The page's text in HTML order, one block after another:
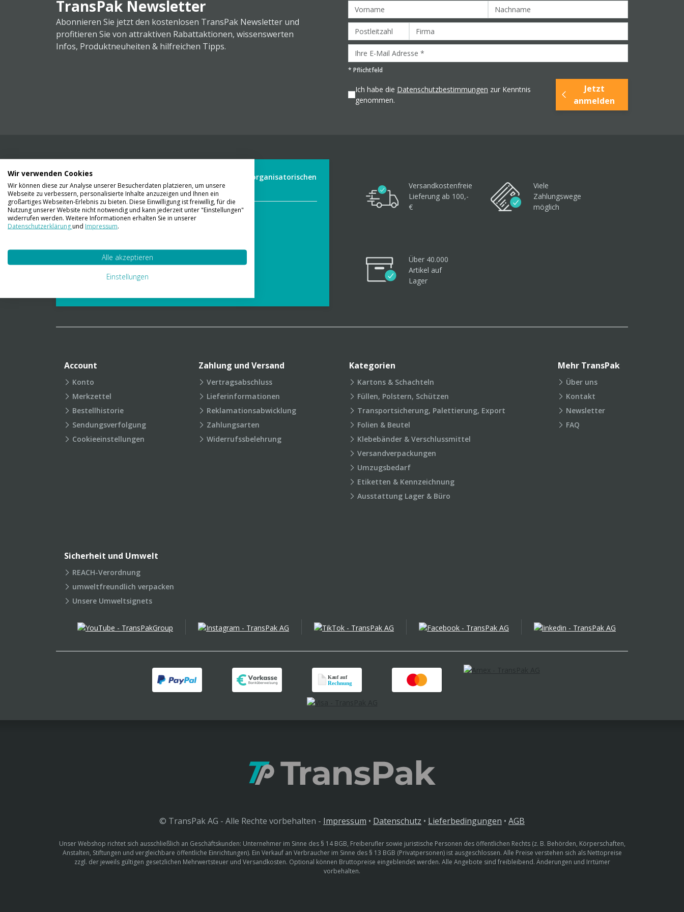
TransPak Newsletter
Abonnieren Sie jetzt den kostenlosen TransPak Newsletter und
profitieren Sie von attraktiven Rabattaktionen, wissenswerten
Infos, Produktneuheiten & hilfreichen Tipps.
* Pflichtfeld
Ich habe die Datenschutzbestimmungen zur Kenntnis
genommen.
Jetzt
anmelden
Wir liefern Ihnen Ihre Ware. Abholung ist leider aus organisatorischen
Gründen nicht möglich.
Kontaktieren Sie uns
01 23 06 03 888
info@transpak.at
Verpackungslexikon
Versandkostenfreie
Lieferung ab 100,-
€
Viele
Zahlungswege
möglich
Über 40.000
Artikel auf
Lager
Account
Konto
Merkzettel
Bestellhistorie
Sendungsverfolgung
Cookieeinstellungen
Zahlung und Versand
Vertragsabschluss
Lieferinformationen
Reklamationsabwicklung
Zahlungsarten
Widerrufssbelehrung
Kategorien
Kartons & Schachteln
Füllen, Polstern, Schützen
Transportsicherung, Palettierung, Export
Folien & Beutel
Klebebänder & Verschlussmittel
Versandverpackungen
Umzugsbedarf
Etiketten & Kennzeichnung
Ausstattung Lager & Büro
Mehr TransPak
Über uns
Kontakt
Newsletter
FAQ
Sicherheit und Umwelt
REACH-Verordnung
umweltfreundlich verpacken
Unsere Umweltsignets
© TransPak AG - Alle Rechte vorbehalten - Impressum • Datenschutz • Lieferbedingungen • AGB
Unser Webshop richtet sich ausschließlich an Geschäftskunden: Unternehmer im Sinne des § 14 BGB, Freiberufler sowie juristische Personen des öffentlichen Rechts (z. B. Behörden, Körperschaften,
Anstalten, Stiftungen und vergleichbare öffentliche Einrichtungen). Ein Verkauf an Verbraucher im Sinne des § 13 BGB (Privatpersonen) ist ausgeschlossen. Alle Preise verstehen sich als Nettopreise
zzgl. der jeweils gültigen gesetzlichen Mehrwertsteuer und Versandkosten. Optional können Bruttopreise eingeblendet werden. Alle Angebote sind freibleibend. Änderungen und Irrtümer
vorbehalten.
Wir verwenden Cookies
Wir können diese zur Analyse unserer Besucherdaten platzieren, um unsere
Webseite zu verbessern, personalisierte Inhalte anzuzeigen und Ihnen ein
großartiges Webseiten-Erlebnis zu bieten. Diese Einwilligung ist freiwillig, für die
Nutzung unserer Website nicht notwendig und kann jederzeit unter "Einstellungen"
widerrufen werden. Weitere Informationen erhalten Sie in unserer
Datenschutzerklärungund Impressum.
Alle akzeptieren
Einstellungen